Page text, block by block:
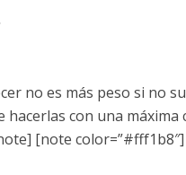
no es más peso si no
con una máxima
[note color=”#fff1b8″]